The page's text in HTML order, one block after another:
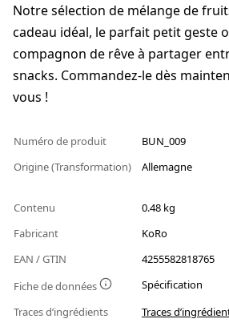
Notre sélection de mélange de
cadeau idéal, le parfait petit geste
compagnon de rêve à partager
snacks. Commandez-le dès
vous !
Numéro de produit
BUN_009
Origine (Transformation)
Allemagne
Contenu
0.48 kg
Fabricant
KoRo
EAN / GTIN
4255582818765
Fiche de données
Spécification
Traces d’ingrédients
Traces